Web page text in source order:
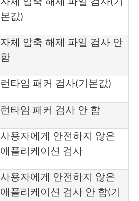
본값)
자체 압축 해제 파일 검사 안
함
런타임 패커 검사(기본값)
런타임 패커 검사 안 함
사용자에게 안전하지 않은
애플리케이션 검사
사용자에게 안전하지 않은
애플리케이션 검사 안 함(기